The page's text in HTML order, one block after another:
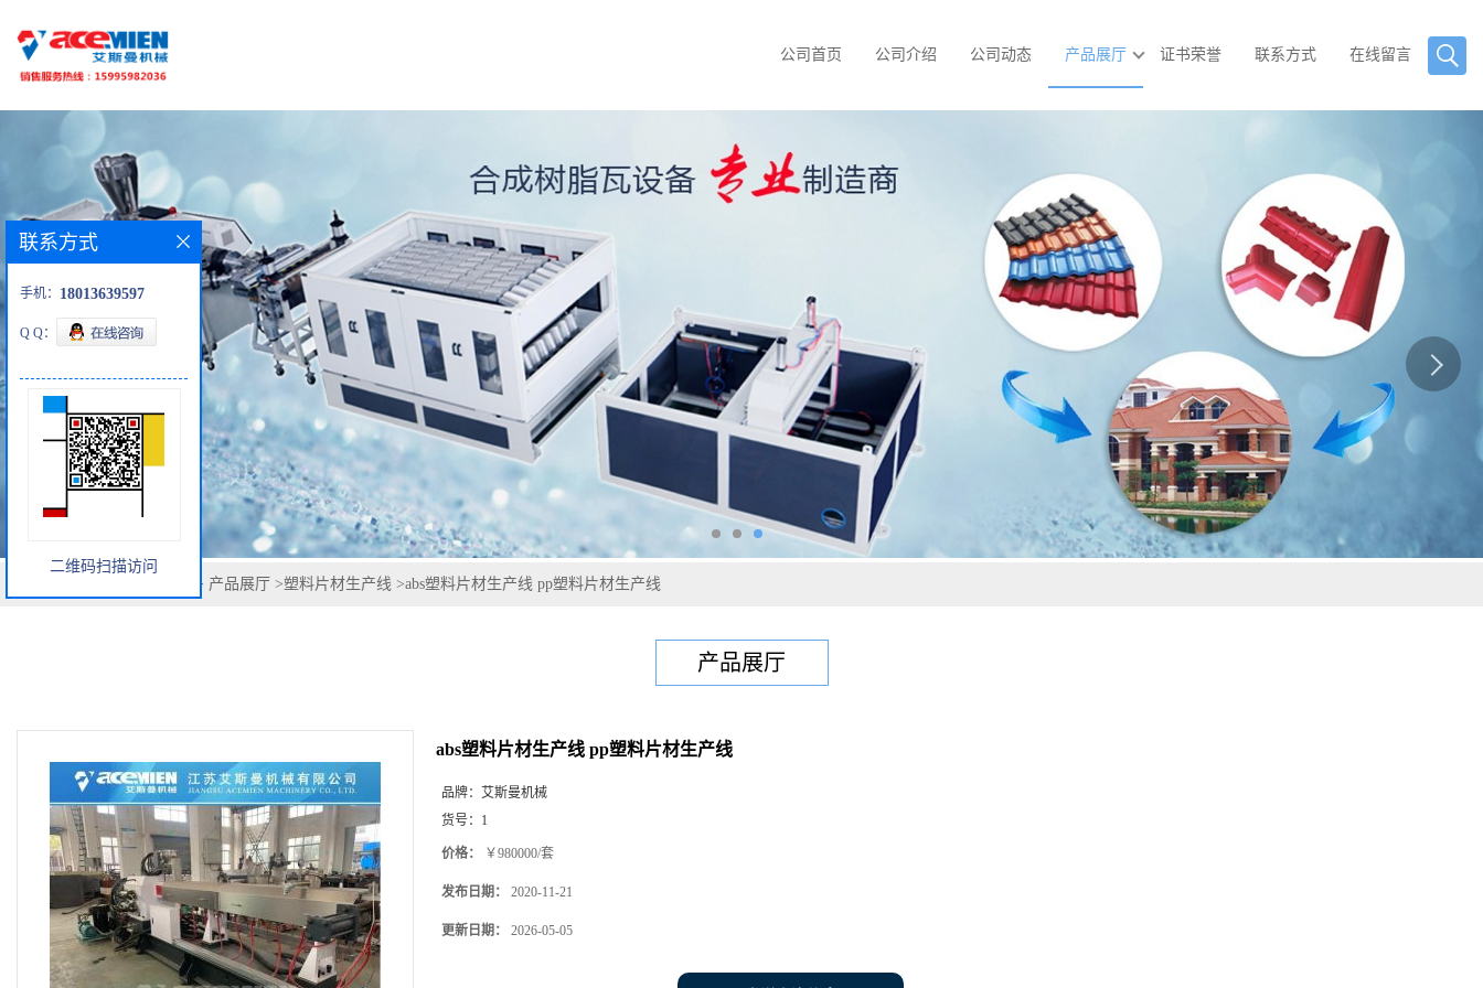
公司首页 公司介绍 公司动态 产品展厅 证书荣誉 联系方式 在线留言
> 产品展厅 >塑料片材生产线 >abs塑料片材生产线 pp塑料片材生产线
产品展厅
abs塑料片材生产线 pp塑料片材生产线
品牌： 艾斯曼机械
货号： 1
价格： ￥980000/套
发布日期： 2020-11-21
更新日期： 2026-05-05
联系方式
手机： 18013639597
Q Q：
二维码扫描访问